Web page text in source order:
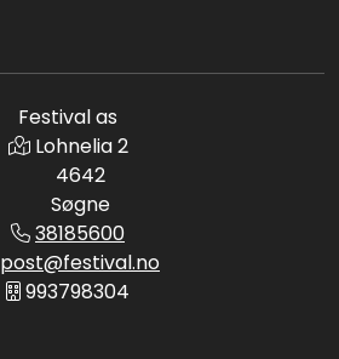
Festival as
Lohnelia 2
4642
Søgne
38185600
post@festival.no
993798304